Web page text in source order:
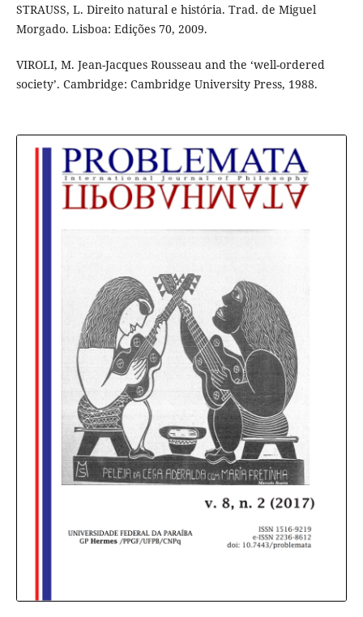
STRAUSS, L. Direito natural e história. Trad. de Miguel
Morgado. Lisboa: Edições 70, 2009.
VIROLI, M. Jean-Jacques Rousseau and the ‘well-ordered
society’. Cambridge: Cambridge University Press, 1988.